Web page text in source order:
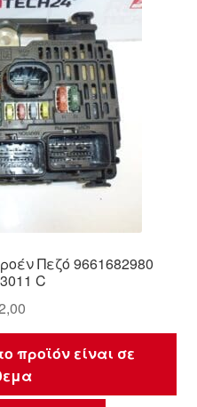
Πεζό 9661682980
C
προϊόν είναι σε